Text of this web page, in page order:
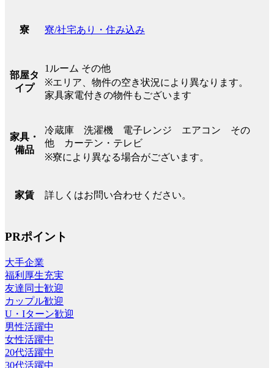
寮 寮/社宅あり・住み込み
部屋タ
イプ
1ルーム その他
※エリア、物件の空き状況により異なります。
家具家電付きの物件もございます
家具・
備品
冷蔵庫 洗濯機 電子レンジ エアコン その
他 カーテン・テレビ
※寮により異なる場合がございます。
家賃 詳しくはお問い合わせください。
PRポイント
大手企業
福利厚生充実
友達同士歓迎
カップル歓迎
U・Iターン歓迎
男性活躍中
女性活躍中
20代活躍中
30代活躍中